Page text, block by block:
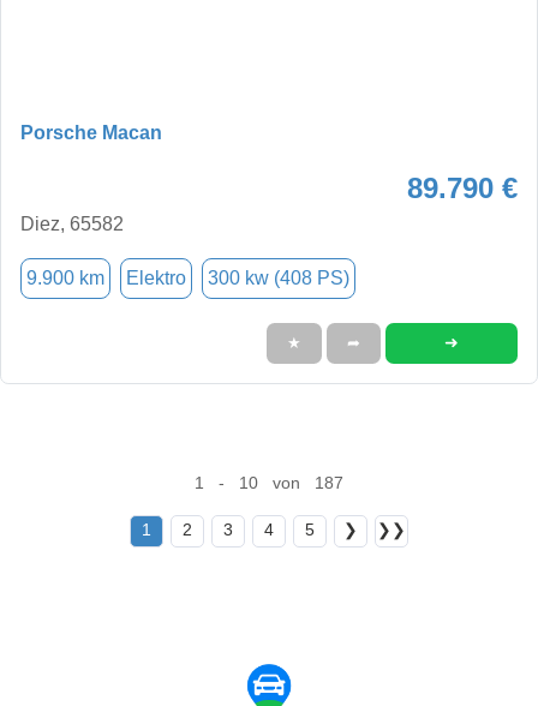
Porsche Macan
89.790 €
Diez, 65582
9.900 km Elektro 300 kw (408 PS)
★ ➦ ➜
1 - 10 von 187
1 2 3 4 5 ❯ ❯❯